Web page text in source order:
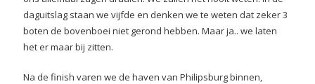
daguitslag staan we vijfde en denken we te weten dat zeker 3
boten de bovenboei niet gerond hebben. Maar ja.. we laten
het er maar bij zitten.
Na de finish varen we de haven van Philipsburg binnen,